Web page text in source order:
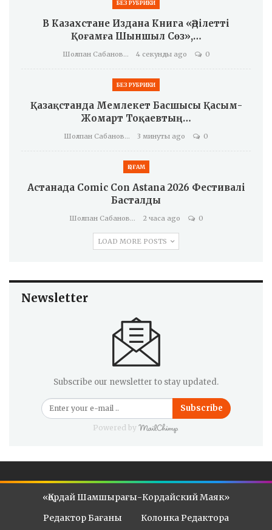
БЕЗ РУБРИКИ
В Казахстане Издана Книга «Әділетті
Қоғамға Шыншыл Сөз»,…
Шолпан Сабанова 4 секунды ago 0
БЕЗ РУБРИКИ
Қазақстанда Мемлекет Басшысы Қасым-
Жомарт Тоқаевтың…
Шолпан Сабанова 3 минуты ago 0
ҚОҒАМ
Астанада Comic Con Astana 2026 Фестивалі
Басталды
Шолпан Сабанова 2 часа ago 0
LOAD MORE POSTS
Newsletter
Subscribe our newsletter to stay updated.
Subscribe
Powered by
«Қордай Шамшырағы-Кордайский Маяк»
Редактор Бағаны
Колонка Редактора